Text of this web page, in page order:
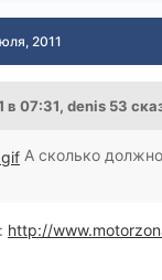
2011
в 07:31, denis 53
А сколько
http://